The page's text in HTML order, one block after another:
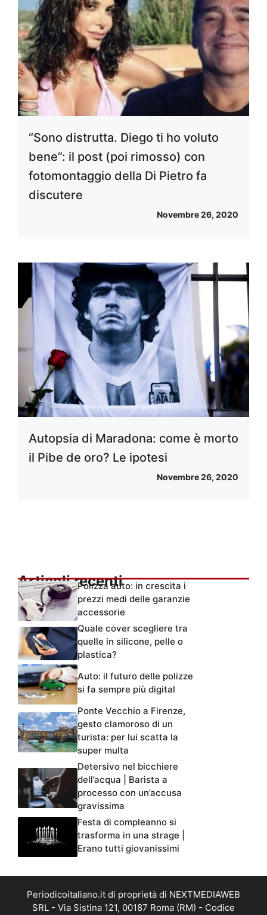
“Sono distrutta. Diego ti ho voluto
bene”: il post (poi rimosso) con
fotomontaggio della Di Pietro fa
discutere
Novembre 26, 2020
Autopsia di Maradona: come è morto
il Pibe de oro? Le ipotesi
Novembre 26, 2020
Articoli recentiPolizza auto: in crescita i
prezzi medi delle garanzie
accessorie
Quale cover scegliere tra
quelle in silicone, pelle o
plastica?
Auto: il futuro delle polizze
si fa sempre più digital
Ponte Vecchio a Firenze,
gesto clamoroso di un
turista: per lui scatta la
super multa
Detersivo nel bicchiere
dell’acqua | Barista a
processo con un’accusa
gravissima
Festa di compleanno si
trasforma in una strage |
Erano tutti giovanissimi
Periodicoitaliano.it di proprietà di NEXTMEDIAWEB
SRL - Via Sistina 121, 00187 Roma (RM) - Codice